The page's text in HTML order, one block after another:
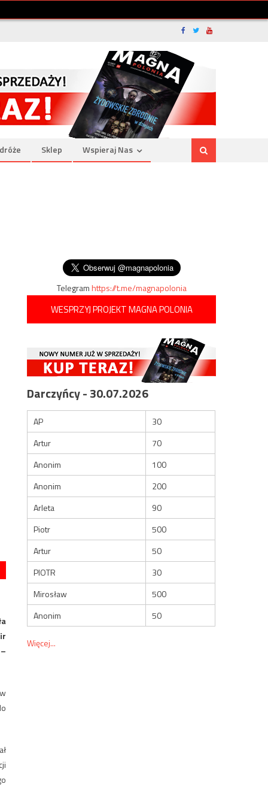
Sklep Wspieraj Nas
Telegramhttps://t.me/magnapolonia
WESPRZYJ PROJEKT MAGNA POLONIA
Darczyńcy - 30.07.2026
AP
30
Artur
70
Anonim
100
Anonim
200
Arleta
90
Piotr
500
Artur
50
PIOTR
30
Mirosław
500
Anonim
50
Więcej...